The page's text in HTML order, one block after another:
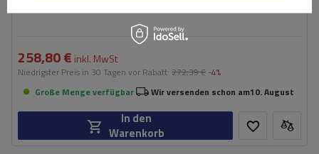
258,80 € inkl. MwSt
Niedrigster Preis in 30 Tagen vor Rabatt: 272,39 € -4%
Große Menge verfügbar
Wir versenden schon am10. August
In den
Warenkorb